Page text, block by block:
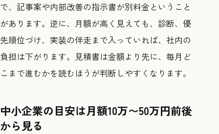
で、記事案や内部改善の指示書が別料金ということ
があります。逆に、月額が高く見えても、診断、優
先順位づけ、実装の伴走まで入っていれば、社内の
負担は下がります。見積書は金額より先に、毎月ど
こまで進むかを読むほうが判断しやすくなります。
中小企業の目安は月額10万〜50万円前後
から見る